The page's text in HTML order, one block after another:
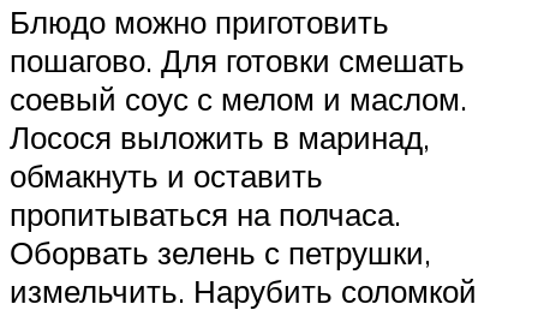
Блюдо можно приготовить
пошагово. Для готовки смешать
соевый соус с мелом и маслом.
Лосося выложить в маринад,
обмакнуть и оставить
пропитываться на полчаса.
Оборвать зелень с петрушки,
измельчить. Нарубить соломкой